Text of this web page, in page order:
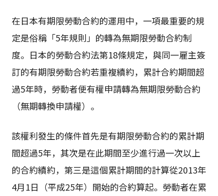
在日本有期限勞動合約的運用中，一項最重要的規
定是俗稱「5年規則」的轉為無期限勞動合約制
度。日本的勞動合約法第18條規定，與同一雇主簽
訂的有期限勞動合約若重複續約，累計合約期間超
過5年時，勞動者便有權申請轉為無期限勞動合約
（無期轉換申請權）。
該權利發生的條件首先是有期限勞動合約的累計期
間超過5年，其次是在此期間至少進行過一次以上
的合約續約，第三是這個累計期間的計算從2013年
4月1日（平成25年）開始的合約算起。勞動者在累